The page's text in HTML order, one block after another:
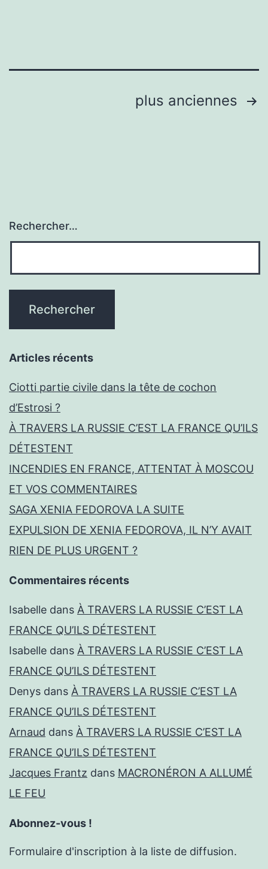
plus anciennes
Rechercher…
Articles récents
Ciotti partie civile dans la tête de cochon
d’Estrosi ?
À TRAVERS LA RUSSIE C’EST LA FRANCE QU’ILS
DÉTESTENT
INCENDIES EN FRANCE, ATTENTAT À MOSCOU
ET VOS COMMENTAIRES
SAGA XENIA FEDOROVA LA SUITE
EXPULSION DE XENIA FEDOROVA, IL N’Y AVAIT
RIEN DE PLUS URGENT ?
Commentaires récents
Isabelle dans À TRAVERS LA RUSSIE C’EST LA
FRANCE QU’ILS DÉTESTENT
Isabelle dans À TRAVERS LA RUSSIE C’EST LA
FRANCE QU’ILS DÉTESTENT
Denys dans À TRAVERS LA RUSSIE C’EST LA
FRANCE QU’ILS DÉTESTENT
Arnaud dans À TRAVERS LA RUSSIE C’EST LA
FRANCE QU’ILS DÉTESTENT
Jacques Frantz dans MACRONÉRON A ALLUMÉ
LE FEU
Abonnez-vous !
Formulaire d'inscription à la liste de diffusion.